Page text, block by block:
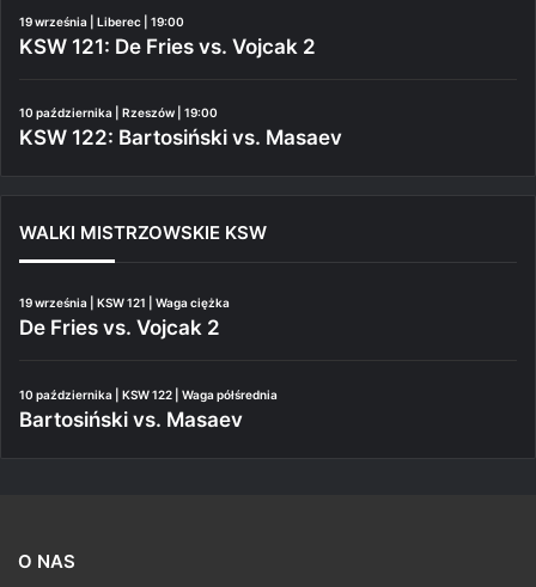
19 września | Liberec | 19:00
KSW 121: De Fries vs. Vojcak 2
10 października | Rzeszów | 19:00
KSW 122: Bartosiński vs. Masaev
WALKI MISTRZOWSKIE KSW
19 września | KSW 121 | Waga ciężka
De Fries vs. Vojcak 2
10 października | KSW 122 | Waga półśrednia
Bartosiński vs. Masaev
O NAS